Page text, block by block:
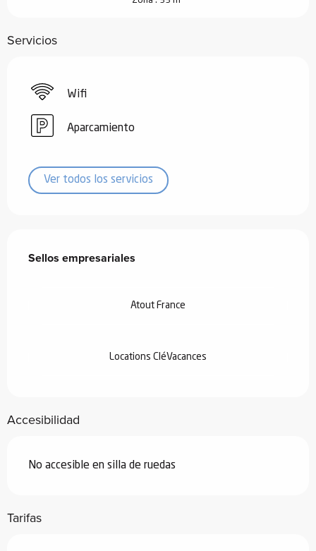
Servicios
Wifi
Aparcamiento
Ver todos los servicios
Sellos empresariales
Sellos empresariales
Atout France
Locations CléVacances
Accesibilidad
No accesible en silla de ruedas
Tarifas